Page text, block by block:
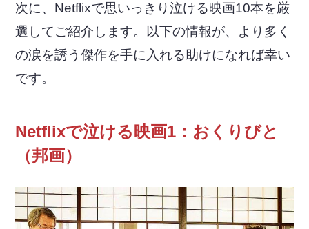
次に、Netflixで思いっきり泣ける映画10本を厳
選してご紹介します。以下の情報が、より多く
の涙を誘う傑作を手に入れる助けになれば幸い
です。
Netflixで泣ける映画1：おくりびと
（邦画）